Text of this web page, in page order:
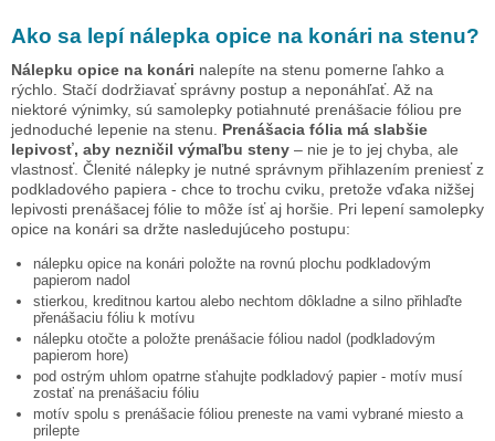
Ako sa lepí nálepka opice na konári na stenu?
Nálepku opice na konári nalepíte na stenu pomerne ľahko a
rýchlo. Stačí dodržiavať správny postup a neponáhľať. Až na
niektoré výnimky, sú samolepky potiahnuté prenášacie fóliou pre
jednoduché lepenie na stenu. Prenášacia fólia má slabšie
lepivosť, aby nezničil výmaľbu steny – nie je to jej chyba, ale
vlastnosť. Členité nálepky je nutné správnym přihlazením preniesť z
podkladového papiera - chce to trochu cviku, pretože vďaka nižšej
lepivosti prenášacej fólie to môže ísť aj horšie. Pri lepení samolepky
opice na konári sa držte nasledujúceho postupu:
nálepku opice na konári položte na rovnú plochu podkladovým
papierom nadol
stierkou, kreditnou kartou alebo nechtom dôkladne a silno přihlaďte
přenášaciu fóliu k motívu
nálepku otočte a položte prenášacie fóliou nadol (podkladovým
papierom hore)
pod ostrým uhlom opatrne sťahujte podkladový papier - motív musí
zostať na prenášaciu fóliu
motív spolu s prenášacie fóliou preneste na vami vybrané miesto a
prilepte